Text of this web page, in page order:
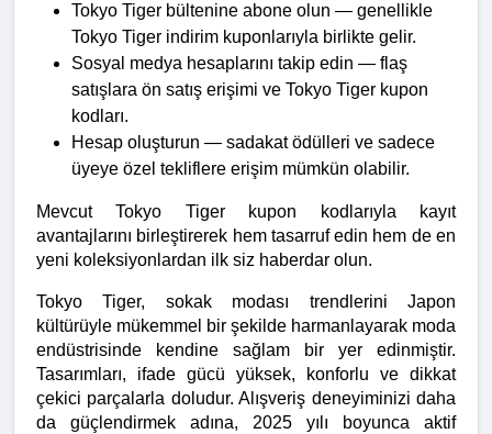
Tokyo Tiger bültenine abone olun — genellikle
Tokyo Tiger indirim kuponlarıyla birlikte gelir.
Sosyal medya hesaplarını takip edin — flaş
satışlara ön satış erişimi ve Tokyo Tiger kupon
kodları.
Hesap oluşturun — sadakat ödülleri ve sadece
üyeye özel tekliflere erişim mümkün olabilir.
Mevcut Tokyo Tiger kupon kodlarıyla kayıt
avantajlarını birleştirerek hem tasarruf edin hem de en
yeni koleksiyonlardan ilk siz haberdar olun.
Tokyo Tiger, sokak modası trendlerini Japon
kültürüyle mükemmel bir şekilde harmanlayarak moda
endüstrisinde kendine sağlam bir yer edinmiştir.
Tasarımları, ifade gücü yüksek, konforlu ve dikkat
çekici parçalarla doludur. Alışveriş deneyiminizi daha
da güçlendirmek adına, 2025 yılı boyunca aktif